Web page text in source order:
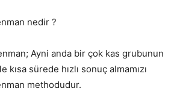
nedir ?
Ayni anda bir çok kas grubunun
sürede hızlı sonuç almamızı
methodudur.